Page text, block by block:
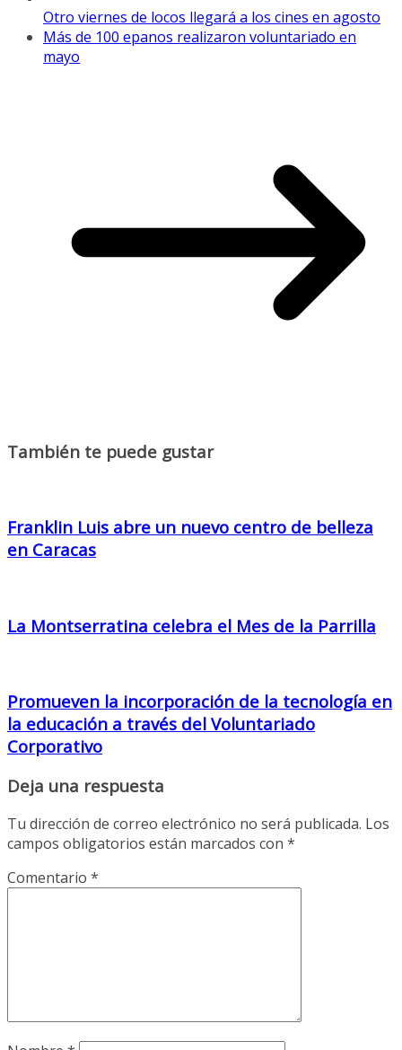
Otro viernes de locos llegará a los cines en agosto
Más de 100 epanos realizaron voluntariado en
mayo
También te puede gustar
Franklin Luis abre un nuevo centro de belleza
en Caracas
La Montserratina celebra el Mes de la Parrilla
Promueven la incorporación de la tecnología en
la educación a través del Voluntariado
Corporativo
Deja una respuesta
Tu dirección de correo electrónico no será publicada. Los
campos obligatorios están marcados con *
Comentario *